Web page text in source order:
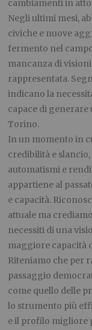
cambiamenti in
Negli ultimi mesi,
civiche e nuove
fermento nel
mancanza di
rappresentata.
indicano la
capace di generare
Torino.
In un momento in
credibilità e
automatismi e
appartiene al
e capacità.
attuale ma
necessiti di una
maggiore capacità
Riteniamo che per
passaggio
come quello delle
lo strumento più
e il profilo migliore